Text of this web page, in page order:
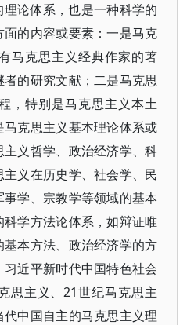
论体系，也是一种科学的
的内容或要素：一是马克
马克思主义经典作家的著
的研究文献；二是马克思
，特别是马克思主义本土
克思主义基本理论体系或
义哲学、政治经济学、科
义在历史学、社会学、民
学、宗教学等领域的基本
学方法论体系，如辩证唯
本方法、政治经济学的方
近平新时代中国特色社会
思主义、21世纪马克思主
中国自主的马克思主义理